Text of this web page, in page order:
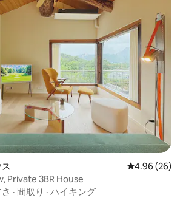
レビュー26
4.96 (26)
Private 3BR House
· 間取り · ハイキング